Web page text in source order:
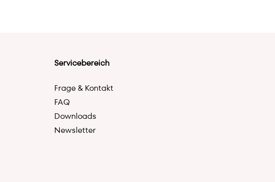
Servicebereich
Frage & Kontakt
FAQ
Downloads
Newsletter